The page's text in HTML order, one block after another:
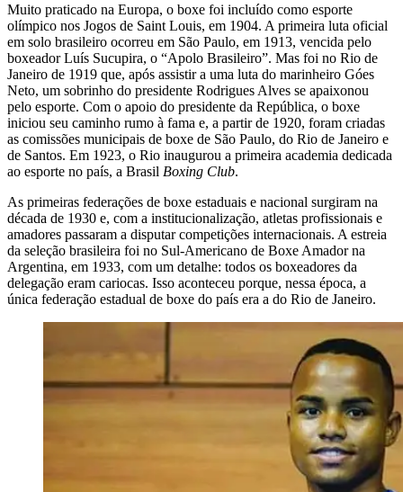
Muito praticado na Europa, o boxe foi incluído como esporte
olímpico nos Jogos de Saint Louis, em 1904. A primeira luta oficial
em solo brasileiro ocorreu em São Paulo, em 1913, vencida pelo
boxeador Luís Sucupira, o “Apolo Brasileiro”. Mas foi no Rio de
Janeiro de 1919 que, após assistir a uma luta do marinheiro Góes
Neto, um sobrinho do presidente Rodrigues Alves se apaixonou
pelo esporte. Com o apoio do presidente da República, o boxe
iniciou seu caminho rumo à fama e, a partir de 1920, foram criadas
as comissões municipais de boxe de São Paulo, do Rio de Janeiro e
de Santos. Em 1923, o Rio inaugurou a primeira academia dedicada
ao esporte no país, a Brasil Boxing Club.
As primeiras federações de boxe estaduais e nacional surgiram na
década de 1930 e, com a institucionalização, atletas profissionais e
amadores passaram a disputar competições internacionais. A estreia
da seleção brasileira foi no Sul-Americano de Boxe Amador na
Argentina, em 1933, com um detalhe: todos os boxeadores da
delegação eram cariocas. Isso aconteceu porque, nessa época, a
única federação estadual de boxe do país era a do Rio de Janeiro.